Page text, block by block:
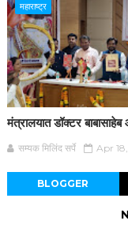
महाराष्ट्र
मंत्रालयात डॉक्टर
सम्यक मिलिंद सर्पे Apr
BLOGGER